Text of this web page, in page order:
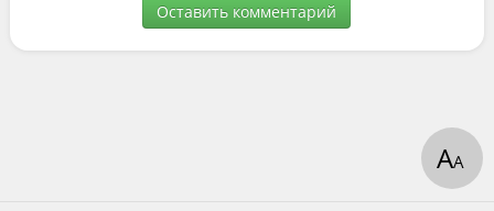
Оставить комментарий
АА